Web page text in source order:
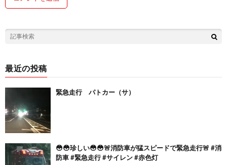
最近の投稿
緊急走行 パトカー（サ）
😳😳珍しい😳😳🚨消防車が猛スピードで緊急走行🚨 #消
防車 #緊急走行 #サイレン #赤色灯